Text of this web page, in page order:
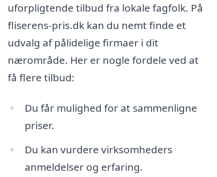
uforpligtende tilbud fra lokale fagfolk. På
fliserens-pris.dk kan du nemt finde et
udvalg af pålidelige firmaer i dit
nærområde. Her er nogle fordele ved at
få flere tilbud:
Du får mulighed for at sammenligne
priser.
Du kan vurdere virksomheders
anmeldelser og erfaring.